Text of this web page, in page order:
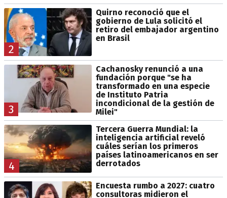
2
Quirno reconoció que el
gobierno de Lula solicitó el
retiro del embajador argentino
en Brasil
3
Cachanosky renunció a una
fundación porque "se ha
transformado en una especie
de Instituto Patria
incondicional de la gestión de
Milei"
4
Tercera Guerra Mundial: la
inteligencia artificial reveló
cuáles serían los primeros
países latinoamericanos en ser
derrotados
Encuesta rumbo a 2027: cuatro
consultoras midieron el